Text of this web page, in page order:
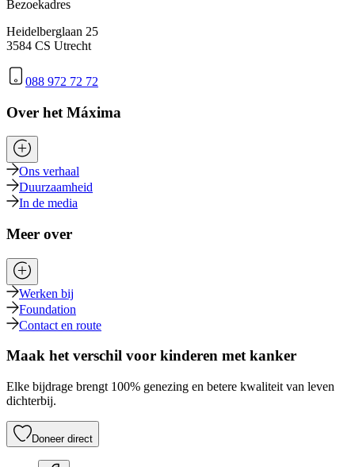
Bezoekadres
Heidelberglaan 25
3584 CS Utrecht
088 972 72 72
Over het Máxima
Ons verhaal
Duurzaamheid
In de media
Meer over
Werken bij
Foundation
Contact en route
Maak het verschil voor kinderen met kanker
Elke bijdrage brengt 100% genezing en betere kwaliteit van leven
dichterbij.
Doneer direct